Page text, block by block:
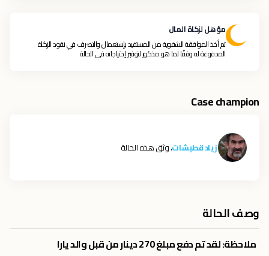
مؤهل لزكاة المال
تم أخذ الموافقة الشفوية من المستفيد بإستعمال والتصرف في نقود الزكاة
المدفوعة له وفقًا لما هو مذكور لتوفير إحتياجاته في الحالة
Case champion
زياد قطيشات، وثق هذه الحالة
وصف الحالة
ملاحظة: لقد تم دفع مبلغ 270 دينار من قبل والد يارا